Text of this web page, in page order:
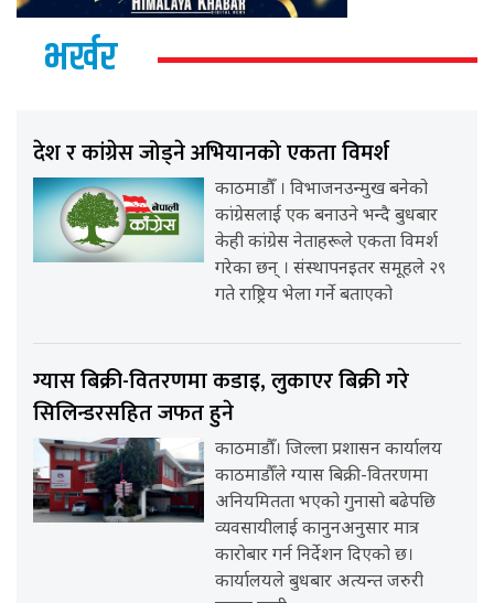
भर्खर
देश र कांग्रेस जोड्ने अभियानको एकता विमर्श
काठमाडौँ । विभाजनउन्मुख बनेको
कांग्रेसलाई एक बनाउने भन्दै बुधबार
केही कांग्रेस नेताहरूले एकता विमर्श
गरेका छन् । संस्थापनइतर समूहले २९
गते राष्ट्रिय भेला गर्ने बताएको
ग्यास बिक्री-वितरणमा कडाइ, लुकाएर बिक्री गरे
सिलिन्डरसहित जफत हुने
काठमाडौँ। जिल्ला प्रशासन कार्यालय
काठमाडौँले ग्यास बिक्री-वितरणमा
अनियमितता भएको गुनासो बढेपछि
व्यवसायीलाई कानुनअनुसार मात्र
कारोबार गर्न निर्देशन दिएको छ।
कार्यालयले बुधबार अत्यन्त जरुरी